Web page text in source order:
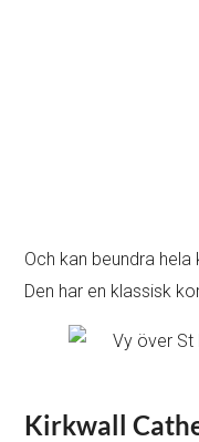
Och kan beundra hela
Den har en klassisk
Kirkwall